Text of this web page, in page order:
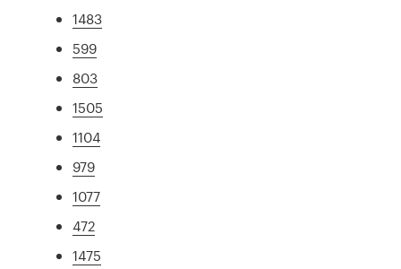
1483
599
803
1505
1104
979
1077
472
1475